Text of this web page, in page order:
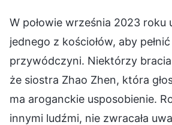
W połowie września 2023 roku
jednego z kościołów, aby
przywódczyni. Niektórzy bracia
że siostra Zhao Zhen, która
ma aroganckie usposobienie.
innymi ludźmi, nie zwracała